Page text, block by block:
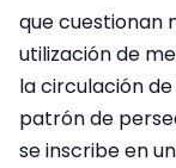
que cuestionan
utilización de
la circulación
patrón de
se inscribe en